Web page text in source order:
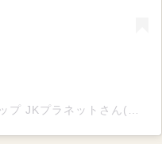
JKPlanet |結婚指輪セレクトショップ JKプラネットさん(@jkplanet.jewelry)がシェアした投稿